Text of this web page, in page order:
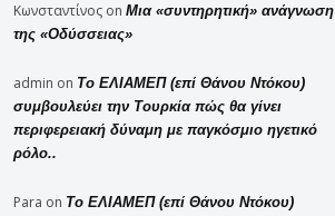
Κωνσταντίνος on Μια «συντηρητική» ανάγνωση
της «Οδύσσειας»
admin on Το ΕΛΙΑΜΕΠ (επί Θάνου Ντόκου)
συμβουλεύει την Τουρκία πώς θα γίνει
περιφερειακή δύναμη με παγκόσμιο ηγετικό
ρόλο..
Para on Το ΕΛΙΑΜΕΠ (επί Θάνου Ντόκου)